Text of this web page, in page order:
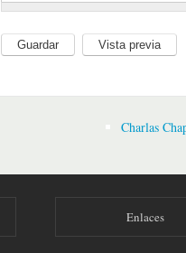
Charlas
Enlaces